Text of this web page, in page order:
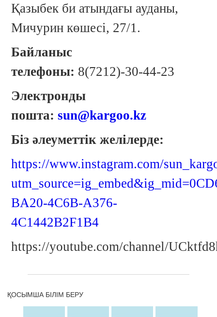
Қазыбек би атындағы ауданы,
Мичурин көшесі, 27/1.
Байланыс
телефоны: 8(7212)-30-44-23
Электронды
пошта:sun@kargoo.kz
Біз әлеуметтік желілерде:
https://www.instagram.com/
BA20-4C6B-A376-
4C1442B2F1B4
https://youtube.com/channel/
ҚОСЫМША БІЛІМ БЕРУ